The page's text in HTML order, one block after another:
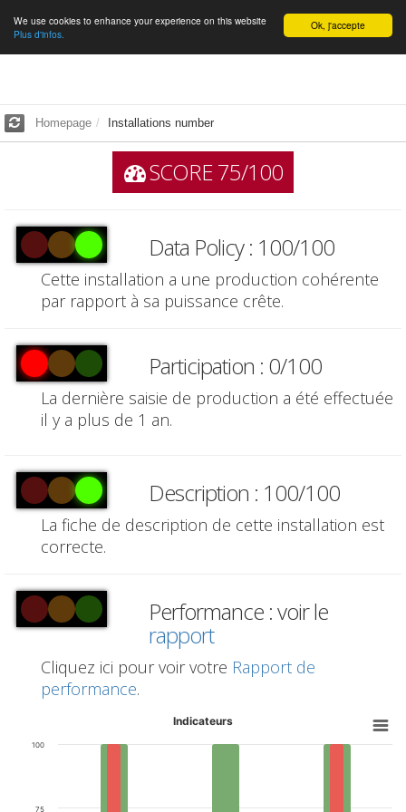
English Ok, j'accepte
We use cookies to enhance your experience on this website
Plus d'infos.
Homepage Installations number
SCORE 75/100
Data Policy : 100/100
Cette installation a une production cohérente
par rapport à sa puissance crête.
Participation : 0/100
La dernière saisie de production a été effectuée
il y a plus de 1 an.
Description : 100/100
La fiche de description de cette installation est
correcte.
Performance : voir le
rapport
Cliquez ici pour voir votre Rapport de
performance.
Indicateurs
75
100